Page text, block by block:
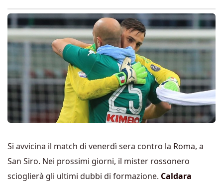
Si avvicina il match di venerdì sera contro la Roma, a
San Siro. Nei prossimi giorni, il mister rossonero
scioglierà gli ultimi dubbi di formazione. Caldara